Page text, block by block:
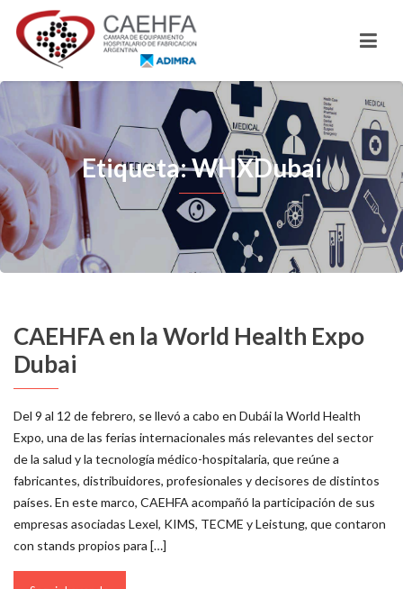
Etiqueta: WHXDubai
CAEHFA en la World Health Expo
Dubai
Del 9 al 12 de febrero, se llevó a cabo en Dubái la World Health
Expo, una de las ferias internacionales más relevantes del sector
de la salud y la tecnología médico-hospitalaria, que reúne a
fabricantes, distribuidores, profesionales y decisores de distintos
países. En este marco, CAEHFA acompañó la participación de sus
empresas asociadas Lexel, KIMS, TECME y Leistung, que contaron
con stands propios para […]